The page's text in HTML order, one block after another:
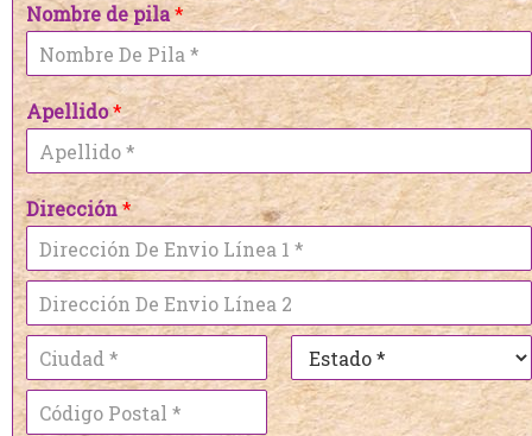
Nombre de pila*
Apellido*
Dirección*